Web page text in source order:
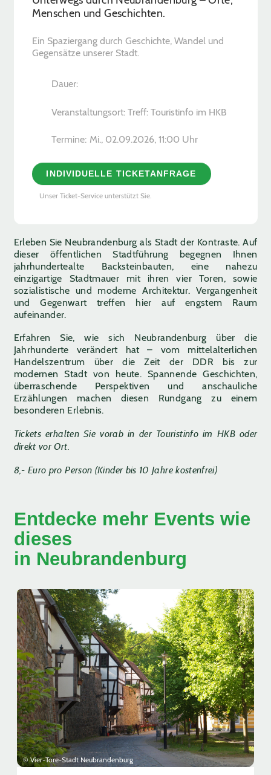
Erleben Sie Neubrandenburg als Stadt der Kontraste. Auf
dieser öffentlichen Stadtführung begegnen Ihnen
jahrhundertealte Backsteinbauten, eine nahezu
einzigartige Stadtmauer mit ihren vier Toren, sowie
sozialistische und moderne Architektur. Vergangenheit
und Gegenwart treffen hier auf engstem Raum
aufeinander.
Erfahren Sie, wie sich Neubrandenburg über die
Jahrhunderte verändert hat – vom mittelalterlichen
Handelszentrum über die Zeit der DDR bis zur
modernen Stadt von heute. Spannende Geschichten,
überraschende Perspektiven und anschauliche
Erzählungen machen diesen Rundgang zu einem
besonderen Erlebnis.
Tickets erhalten Sie vorab in der Touristinfo im HKB oder
direkt vor Ort.
8,- Euro pro Person (Kinder bis 10 Jahre kostenfrei)
Menschen und Geschichten.
Ein Spaziergang durch Geschichte, Wandel und
Gegensätze unserer Stadt.
Dauer:
Veranstaltungsort: Treff: Touristinfo im HKB
Termine: Mi., 02.09.2026, ­11:00 Uhr
INDIVIDUELLE TICKETANFRAGE
Unser Ticket-Service unterstützt Sie.
Entdecke mehr Events wie
dieses
in Neubrandenburg
© Vier-Tore-Stadt Neubrandenburg